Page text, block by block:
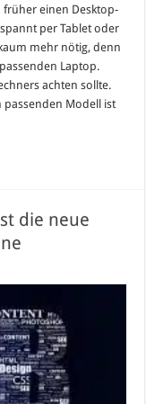
früher einen Desktop-
per Tablet oder
mehr nötig, denn
Laptop.
achten sollte.
passenden Modell ist
die neue